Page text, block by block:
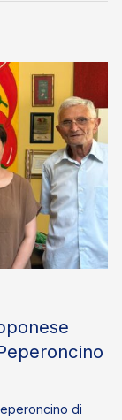
di